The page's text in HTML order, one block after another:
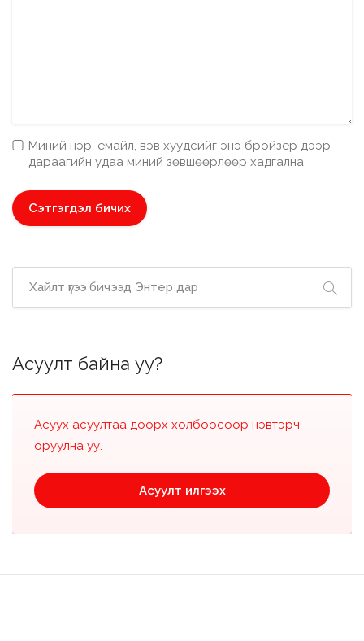
Миний нэр, емайл, вэв хуудсийг энэ бройзер дээр
дараагийн удаа миний зөвшөөрлөөр хадгална
Асуулт байна уу?
Асуух асуултаа доорх холбоосоор нэвтэрч
оруулна уу.
Асуулт илгээх